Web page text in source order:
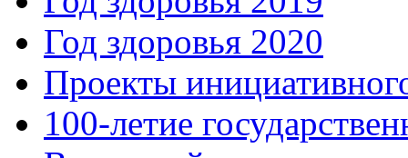
Год здоровья 2020
Проекты
100-летие